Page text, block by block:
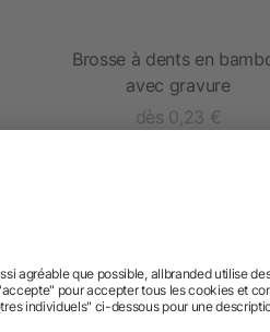
Brosse à dents en
avec gravure
dès 0,23 €
avons les